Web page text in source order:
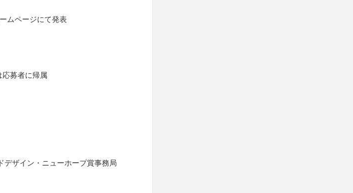
ムページにて発表
募者に帰属
デザイン・ニューホープ賞事務局